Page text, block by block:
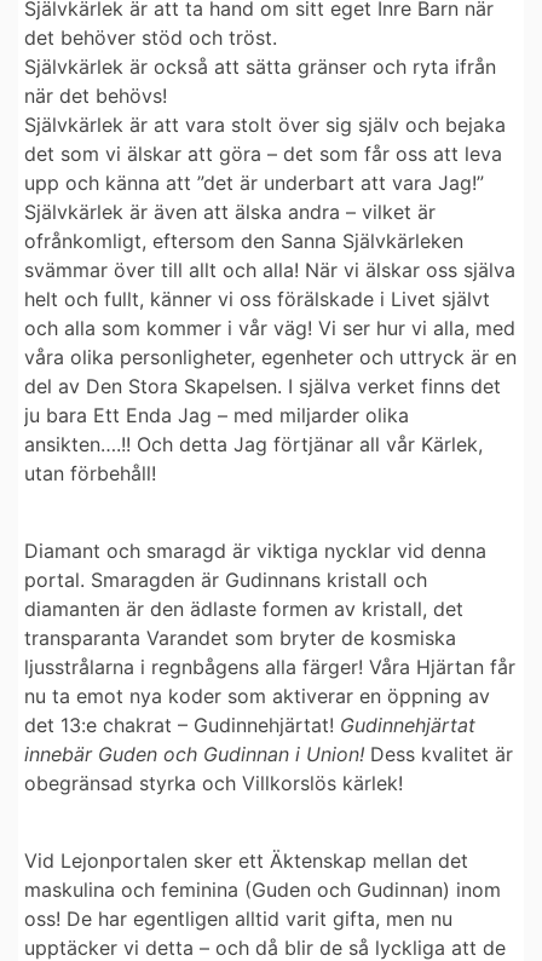
Självkärlek är att ta hand om sitt eget Inre Barn när
det behöver stöd och tröst.
Självkärlek är också att sätta gränser och ryta ifrån
när det behövs!
Självkärlek är att vara stolt över sig själv och bejaka
det som vi älskar att göra – det som får oss att leva
upp och känna att ”det är underbart att vara Jag!”
Självkärlek är även att älska andra – vilket är
ofrånkomligt, eftersom den Sanna Självkärleken
svämmar över till allt och alla! När vi älskar oss själva
helt och fullt, känner vi oss förälskade i Livet självt
och alla som kommer i vår väg! Vi ser hur vi alla, med
våra olika personligheter, egenheter och uttryck är en
del av Den Stora Skapelsen. I själva verket finns det
ju bara Ett Enda Jag – med miljarder olika
ansikten….!! Och detta Jag förtjänar all vår Kärlek,
utan förbehåll!
Diamant och smaragd är viktiga nycklar vid denna
portal. Smaragden är Gudinnans kristall och
diamanten är den ädlaste formen av kristall, det
transparanta Varandet som bryter de kosmiska
ljusstrålarna i regnbågens alla färger! Våra Hjärtan får
nu ta emot nya koder som aktiverar en öppning av
det 13:e chakrat – Gudinnehjärtat! Gudinnehjärtat
innebär Guden och Gudinnan i Union! Dess kvalitet är
obegränsad styrka och Villkorslös kärlek!
Vid Lejonportalen sker ett Äktenskap mellan det
maskulina och feminina (Guden och Gudinnan) inom
oss! De har egentligen alltid varit gifta, men nu
upptäcker vi detta – och då blir de så lyckliga att de